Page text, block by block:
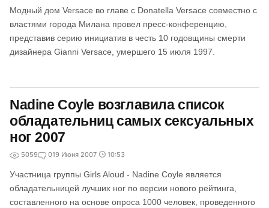
Модный дом Versace во главе с Donatella Versace совместно с
властями города Милана провел пресс-конференцию,
представив серию инициатив в честь 10 годовщины смерти
дизайнера Gianni Versace, умершего 15 июля 1997.
Nadine Coyle возглавила список
обладательниц самых сексуальных
ног 2007
5059 019 Июня 2007 10:53
Участница группы Girls Aloud - Nadine Coyle является
обладательницей лучших ног по версии нового рейтинга,
составленного на основе опроса 1000 человек, проведенного